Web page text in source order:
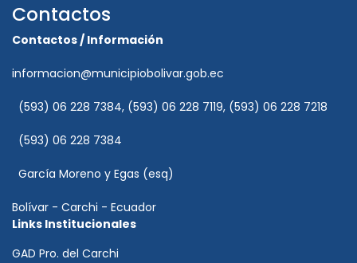
Contactos
Contactos / Información
informacion@municipiobolivar.gob.ec
(593) 06 228 7384, (593) 06 228 7119, (593) 06 228 7218
(593) 06 228 7384
García Moreno y Egas (esq)
Bolívar - Carchi - Ecuador
Links Institucionales
GAD Pro. del Carchi